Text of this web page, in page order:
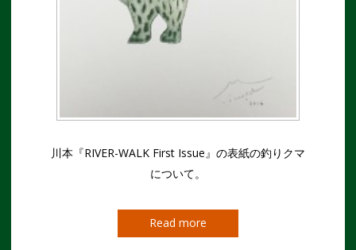
川本『RIVER-WALK First Issue』の表紙の釣りクマ
について。
Read more